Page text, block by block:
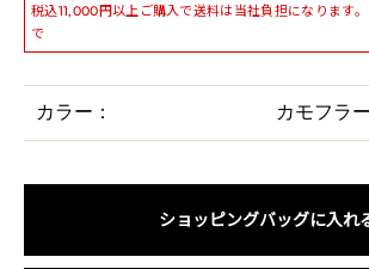
税込11,000円以上ご購入で送料は当社負担になります
で
カラー： カモフラ
ショッピングバッグに入れ